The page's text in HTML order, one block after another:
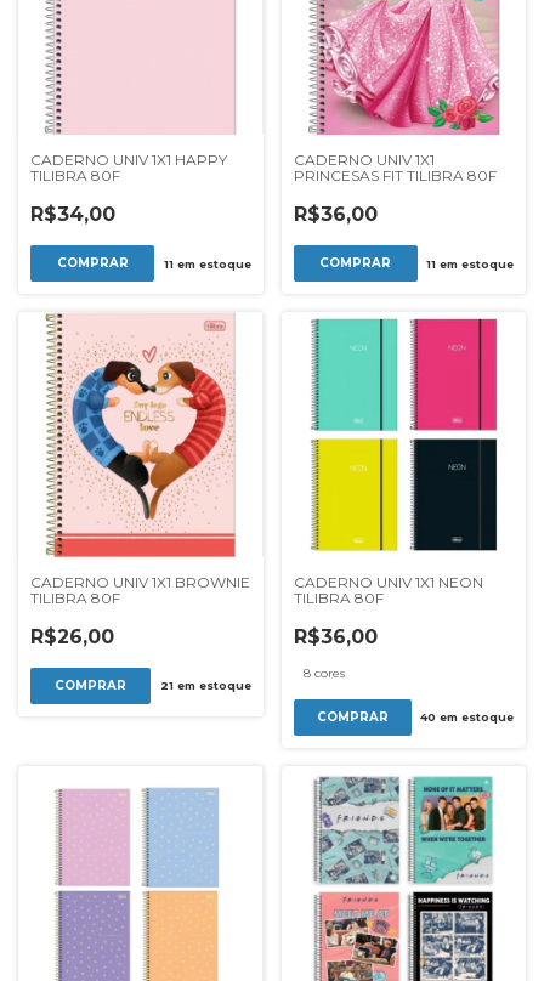
CADERNO UNIV 1X1 HAPPY
TILIBRA 80F
R$34,00
11em estoque
CADERNO UNIV 1X1
PRINCESAS FIT TILIBRA 80F
R$36,00
11 em estoque
CADERNO UNIV 1X1 BROWNIE
TILIBRA 80F
R$26,00
21em estoque
CADERNO UNIV 1X1 NEON
TILIBRA 80F
R$36,00
8 cores
COMPRAR 40 em estoque